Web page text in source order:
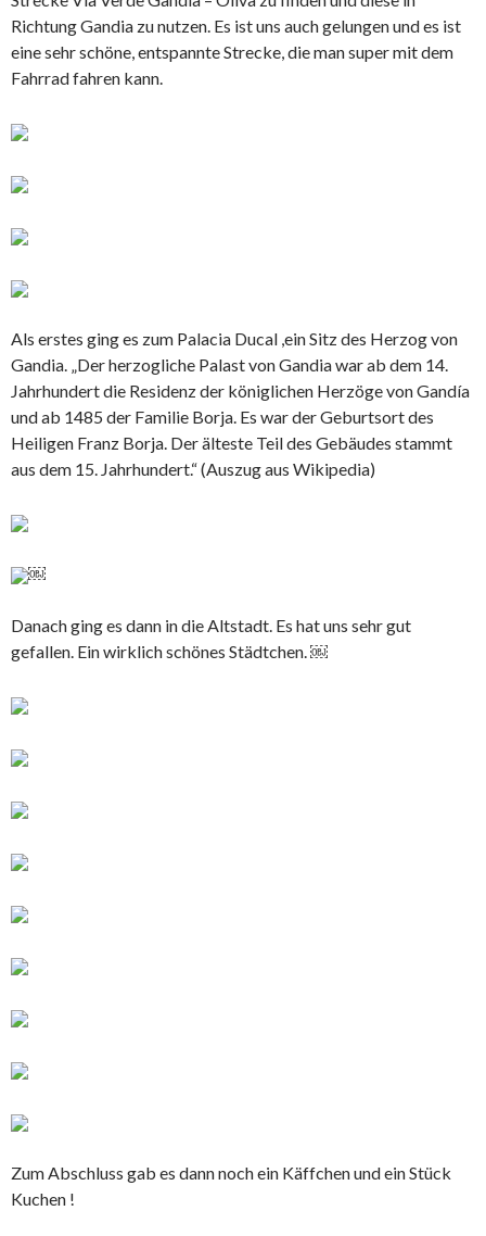
Richtung Gandia zu nutzen. Es ist uns auch gelungen und es ist
eine sehr schöne, entspannte Strecke, die man super mit dem
Fahrrad fahren kann.
Als erstes ging es zum Palacia Ducal ,ein Sitz des Herzog von
Gandia. „Der herzogliche Palast von Gandia war ab dem 14.
Jahrhundert die Residenz der königlichen Herzöge von Gandía
und ab 1485 der Familie Borja. Es war der Geburtsort des
Heiligen Franz Borja. Der älteste Teil des Gebäudes stammt
aus dem 15. Jahrhundert.“ (Auszug aus Wikipedia)
￼
Danach ging es dann in die Altstadt. Es hat uns sehr gut
gefallen. Ein wirklich schönes Städtchen. ￼
Zum Abschluss gab es dann noch ein Käffchen und ein Stück
Kuchen !